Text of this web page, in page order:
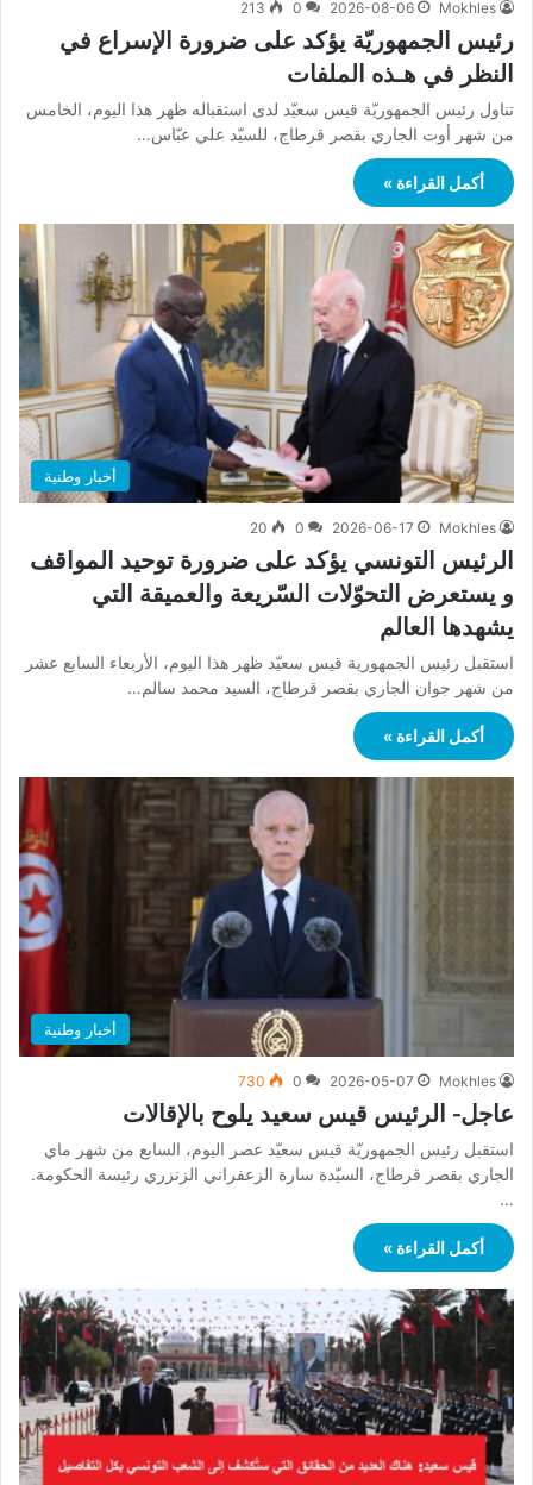
Mokhles
2026-08-06
0
213
رئيس الجمهوريّة يؤكد على ضرورة الإسراع في
النظر في هـذه الملفات
تناول رئيس الجمهوريّة قيس سعيّد لدى استقباله ظهر هذا اليوم، الخامس
من شهر أوت الجاري بقصر قرطاج، للسيّد علي عبّاس…
أكمل القراءة »
أخبار وطنية
Mokhles
2026-06-17
0
20
الرئيس التونسي يؤكد على ضرورة توحيد المواقف
و يستعرض التحوّلات السّريعة والعميقة التي
يشهدها العالم
استقبل رئيس الجمهورية قيس سعيّد ظهر هذا اليوم، الأربعاء السابع عشر
من شهر جوان الجاري بقصر قرطاج، السيد محمد سالم…
أكمل القراءة »
أخبار وطنية
Mokhles
2026-05-07
0
730
عاجل- الرئيس قيس سعيد يلوح بالإقالات
استقبل رئيس الجمهوريّة قيس سعيّد عصر اليوم، السابع من شهر ماي
الجاري بقصر قرطاج، السيّدة سارة الزعفراني الزنزري رئيسة الحكومة.
…
أكمل القراءة »